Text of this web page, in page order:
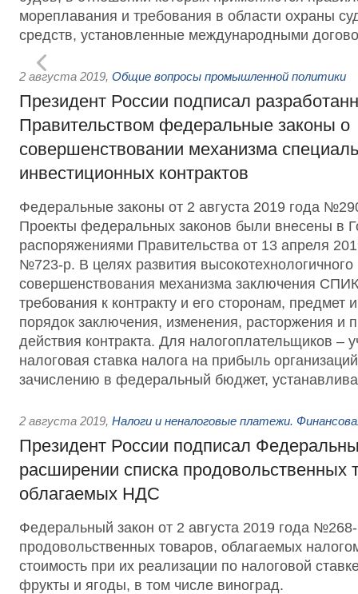
мореплавания и требования в области охраны
средств, установленные международными
2 августа 2019, Общие вопросы промышленной политики
Президент России подписал
Правительством федеральные законы о
совершенствовании механизма
инвестиционных контрактов
Федеральные законы от 2 августа 2019 года
Проекты федеральных законов были внесены в
распоряжениями Правительства от 13 апреля
№723-р. В целях развития высокотехнологичного
совершенствования механизма заключения
требования к контракту и его сторонам, предмет
порядок заключения, изменения, расторжения и
действия контракта. Для налогоплательщиков –
налоговая ставка налога на прибыль
зачислению в федеральный бюджет,
2 августа 2019, Налоги и неналоговые платежи.
Президент России подписал
расширении списка продовольственных
облагаемых НДС
Федеральный закон от 2 августа 2019 года
продовольственных товаров, облагаемых
стоимость при их реализации по налоговой
фрукты и ягоды, в том числе виноград.